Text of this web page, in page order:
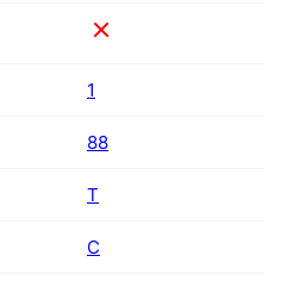
1
88
T
C